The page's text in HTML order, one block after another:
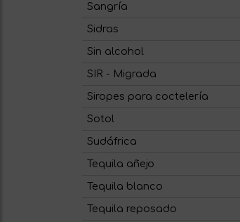
Sangría
Sidras
Sin alcohol
SIR - Migrada
Siropes para coctelería
Sotol
Sudáfrica
Tequila añejo
Tequila blanco
Tequila reposado